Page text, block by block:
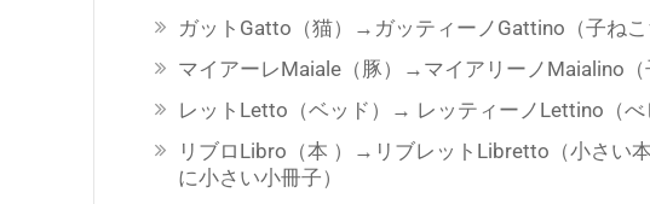
ガットGatto（猫）→ガッティーノGattino（子ねこ
マイアーレMaiale（豚）→マイアリーノMaialino（
レットLetto（ベッド）→ レッティーノLettino（べ
リブロLibro（本 ）→リブレットLibretto（小さい
に小さい小冊子）